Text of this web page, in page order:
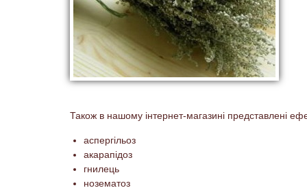
Також в нашому інтернет-магазині представлені
аспергільоз
акарапідоз
гнилець
нозематоз